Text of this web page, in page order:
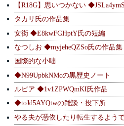
【R18G】思いつかない
タカリ氏の作品集
女衒 ◆E8kwFGHptY氏の短編
なつしお ◆myjeheQZSo氏の作品集
国際的な小咄
◆N99UpbkNMcの黒歴史ノート
ルピア ◆1v1ZPWQmKI氏作品
◆toJd5AYQtwの雑談・投下所
やる夫が憑依したり転生するよう